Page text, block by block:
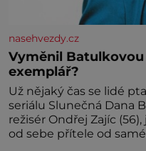
nasehvezdy.cz
Vyměnil
exemplář?
Už nějaký čas se lidé
seriálu Slunečná Dana
režisér Ondřej Zajíc (56),
od sebe přítele od